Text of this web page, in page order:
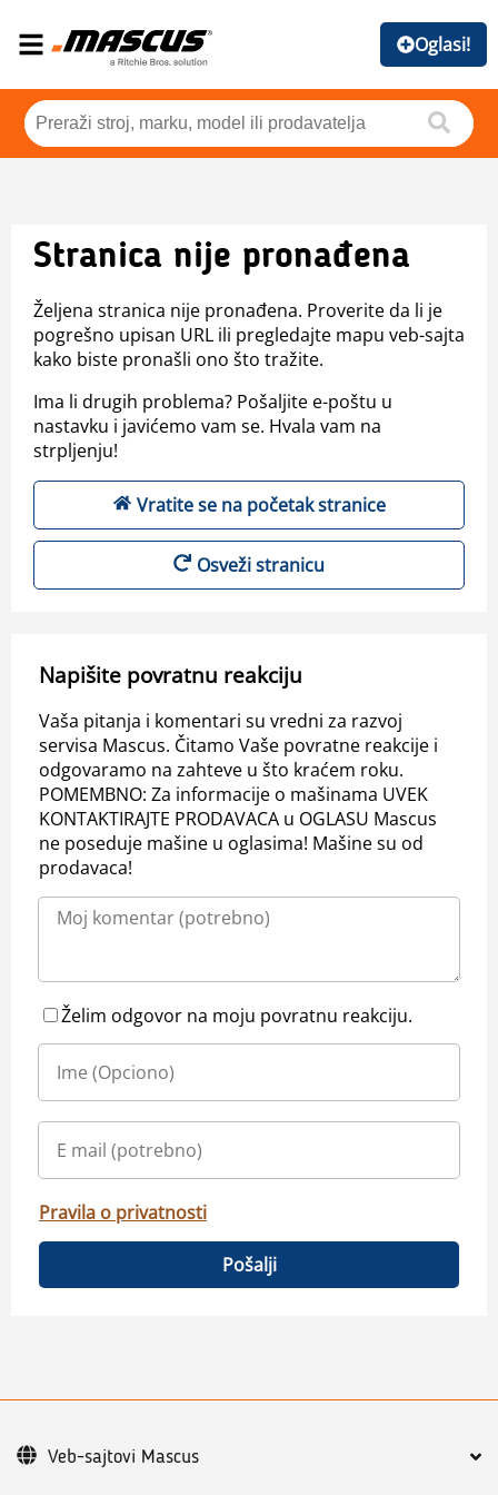
Oglasi!
Stranica nije pronađena
Željena stranica nije pronađena. Proverite da li je
pogrešno upisan URL ili pregledajte mapu veb-sajta
kako biste pronašli ono što tražite.
Ima li drugih problema? Pošaljite e-poštu u
nastavku i javićemo vam se. Hvala vam na
strpljenju!
Vratite se na početak stranice
Osveži stranicu
Napišite povratnu reakciju
Vaša pitanja i komentari su vredni za razvoj
servisa Mascus. Čitamo Vaše povratne reakcije i
odgovaramo na zahteve u što kraćem roku.
POMEMBNO: Za informacije o mašinama UVEK
KONTAKTIRAJTE PRODAVACA u OGLASU Mascus
ne poseduje mašine u oglasima! Mašine su od
prodavaca!
Želim odgovor na moju povratnu reakciju.
Pravila o privatnosti
Pošalji
Veb-sajtovi Mascus